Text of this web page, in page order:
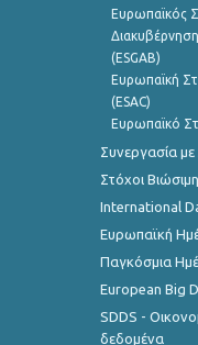
Ευρωπαϊκός
(ESGAB)
Ευρωπαϊκή
(ESAC)
Ευρωπαϊκό
Συνεργασία με
Στόχοι
International
Ευρωπαϊκή
Παγκόσμια
European Big
SDDS -
δεδομένα